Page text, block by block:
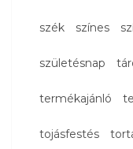
szék színes
születésnap
termékajánló
tojásfestés